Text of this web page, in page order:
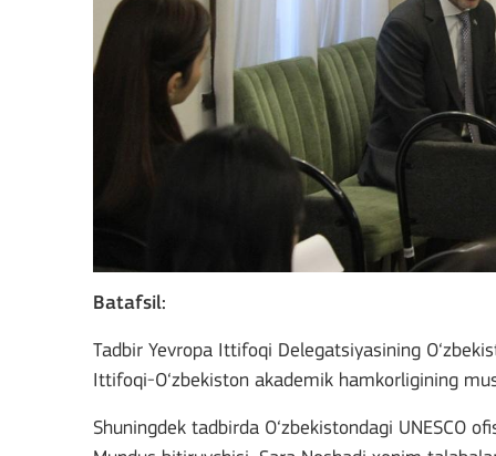
Batafsil:
Tadbir Yevropa Ittifoqi Delegatsiyasining
Ittifoqi-O‘zbekiston akademik hamkorligining
Shuningdek tadbirda O‘zbekistondagi UNESCO